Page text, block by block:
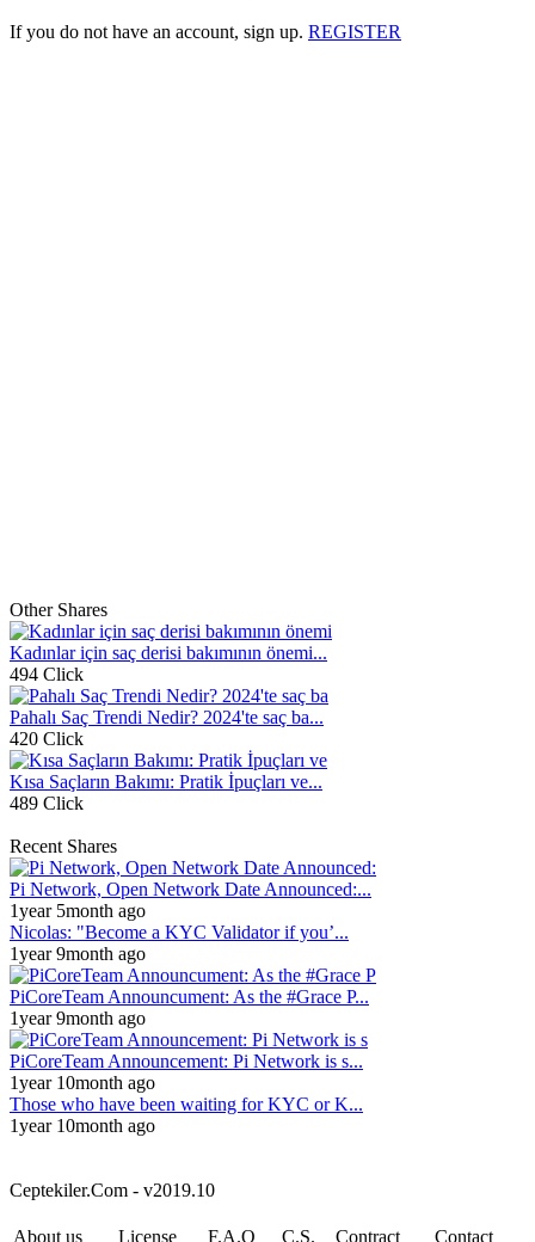
If you do not have an account, sign up. REGISTER
Other Shares
Kadınlar için saç derisi bakımının önemi...
494 Click
Pahalı Saç Trendi Nedir? 2024'te saç ba...
420 Click
Kısa Saçların Bakımı: Pratik İpuçları ve...
489 Click
Recent Shares
Pi Network, Open Network Date Announced:...
1year 5month ago
Nicolas: "Become a KYC Validator if you’...
1year 9month ago
PiCoreTeam Announcument: As the #Grace P...
1year 9month ago
PiCoreTeam Announcement: Pi Network is s...
1year 10month ago
Those who have been waiting for KYC or K...
1year 10month ago
Ceptekiler.Com - v2019.10
About us License F.A.Q C.S. Contract Contact